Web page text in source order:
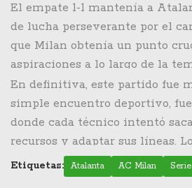
la Coppa Italia contra el
Este gol fue una muestra clara
coordinación en el equipo
terreno a pesar de la presión
embargo, el partido no sería
fiel a su tradición de juego
equilibrar el marcador
estratégica que les permitió
igualar el juego. A pesar de la
detallada sobre el anotador del
El empate 1-1 mantenía a
de lucha perseverante por el
que Milan obtenía un punto
aspiraciones a lo largo de la
importancia del partido, en
radica en ser un termómetro
habilidades en un torneo
representa posibilidades
cualquier equipo. A través de
desplegadas y el resultado
En definitiva, este partido fue
simple encuentro deportivo,
donde cada técnico intentó
recursos y adaptar sus líneas.
fútbol disfrutaron de un
que dejó claro que, aunque el
Etiquetas: Atalanta AC Milan